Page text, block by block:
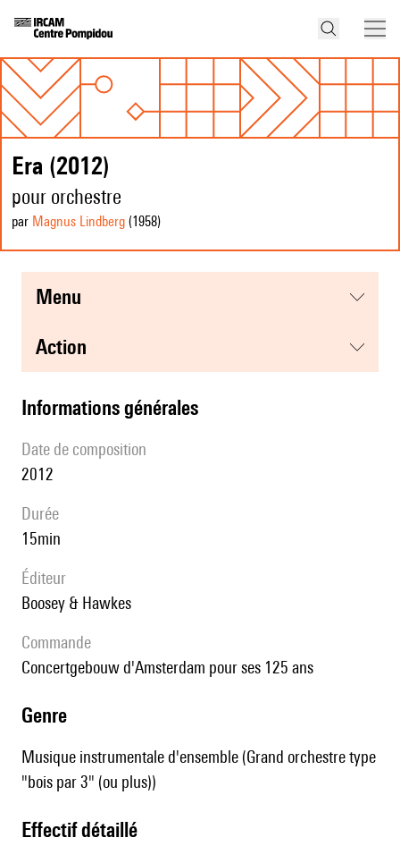
Era (2012)
pour orchestre
par Magnus Lindberg (1958)
menu
action
informations générales
date de composition
2012
durée
15min
éditeur
Boosey & Hawkes
Commande
Concertgebouw d'Amsterdam pour ses 125 ans
genre
Musique instrumentale d'ensemble (Grand orchestre type
"bois par 3" (ou plus))
effectif détaillé